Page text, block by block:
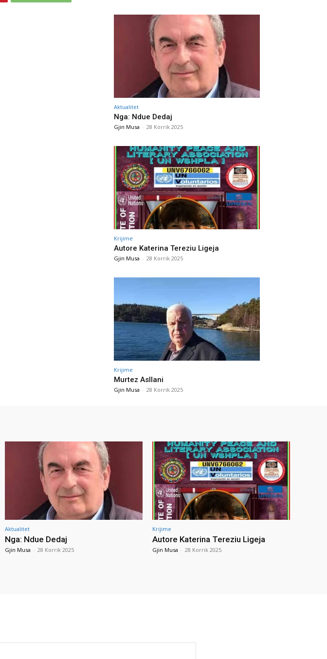
Aktualitet
Nga: Ndue Dedaj
Gjin Musa - 28 Korrik 2025
Krijime
Autore Katerina Tereziu Ligeja
Gjin Musa - 28 Korrik 2025
Krijime
Murtez Asllani
Gjin Musa - 28 Korrik 2025
Aktualitet
Nga: Ndue Dedaj
Gjin Musa - 28 Korrik 2025
Krijime
Autore Katerina Tereziu Ligeja
Gjin Musa - 28 Korrik 2025